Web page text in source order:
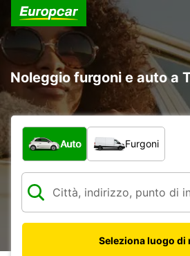
Noleggio furgoni e auto a
Scegli la tipologia di veicolo:
Auto Furgoni
Seleziona luogo di